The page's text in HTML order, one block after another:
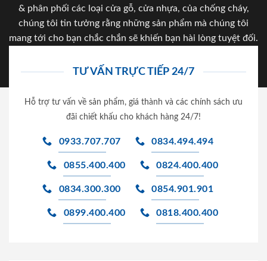
& phân phối các loại cửa gỗ, cửa nhựa, của chống cháy,
chúng tôi tin tưởng rằng những sản phẩm mà chúng tôi
mang tới cho bạn chắc chắn sẽ khiến bạn hài lòng tuyệt đối.
TƯ VẤN TRỰC TIẾP 24/7
Hỗ trợ tư vấn về sản phẩm, giá thành và các chính sách ưu
đãi chiết khấu cho khách hàng 24/7!
0933.707.707 0834.494.494
0855.400.400 0824.400.400
0834.300.300 0854.901.901
0899.400.400 0818.400.400